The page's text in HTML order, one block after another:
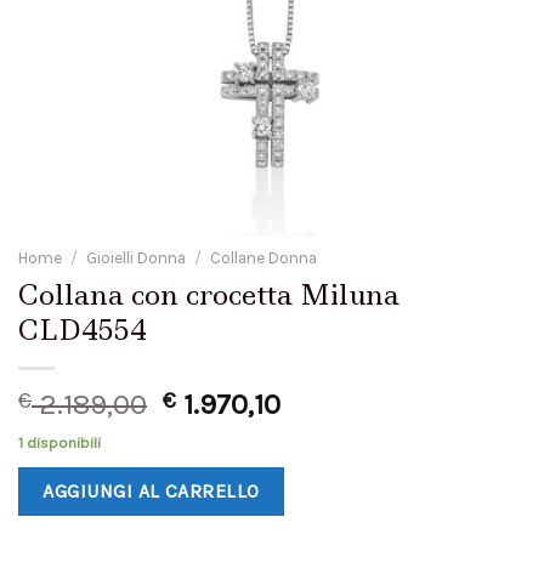
Home / Gioielli Donna / Collane Donna
Collana con crocetta Miluna
CLD4554
€2.189,00 € 1.970,10
1 disponibili
AGGIUNGI AL CARRELLO